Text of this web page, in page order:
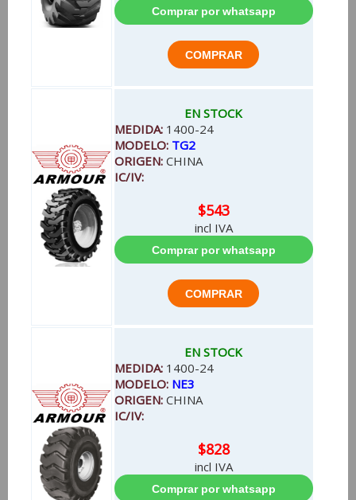
EN STOCK
MEDIDA: 1400-24
MODELO: TG2
ORIGEN: CHINA
IC/IV:
$543
incl IVA
EN STOCK
MEDIDA: 1400-24
MODELO: NE3
ORIGEN: CHINA
IC/IV:
$828
incl IVA